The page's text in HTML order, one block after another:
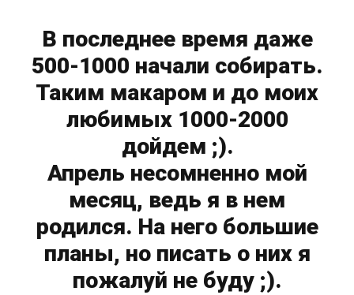
В последнее время даже
500-1000 начали собирать.
Таким макаром и до моих
любимых 1000-2000
дойдем ;).
Апрель несомненно мой
месяц, ведь я в нем
родился. На него большие
планы, но писать о них я
пожалуй не буду ;).